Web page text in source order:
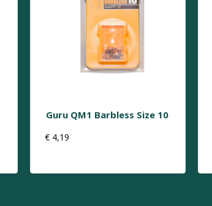
Guru QM1 Barbless Size 10
€ 4,19